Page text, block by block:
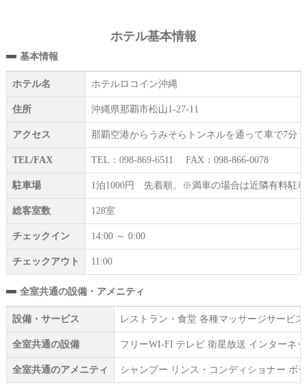
ホテル基本情報
基本情報
ホテル名 ホテルロコイン沖縄
住所 沖縄県那覇市松山1-27-11
アクセス 那覇空港からうみそらトンネルを通って車で7分！
TEL/FAX TEL：098-869-6511 FAX：098-866-0078
駐車場 1泊1000円 先着順。※満車の場合は近隣有料駐
総客室数 128室
チェックイン 14:00 ～ 0:00
チェックアウト 11:00
全室共通の設備・アメニティ
設備・サービス レストラン・食堂 各種マッサージサービ
全室共通の設備 フリーWI‐FI テレビ 衛星放送 インターネ
全室共通のアメニティ シャンプー リンス・コンディショナー ボ